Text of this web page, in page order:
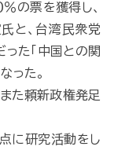
の票を獲得し、
と、台湾民衆党
た「中国との関
った。
た頼新政権発足
に研究活動をし